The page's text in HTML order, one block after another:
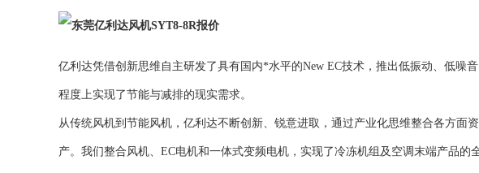
亿利达凭借创新思维自主研发了具有国内*水平的New EC技术，推出低振动、低噪
程度上实现了节能与减排的现实需求。
从传统风机到节能风机，亿利达不断创新、锐意进取，通过产业化思维整合各方面
产。我们整合风机、EC电机和一体式变频电机，实现了冷冻机组及空调末端产品的